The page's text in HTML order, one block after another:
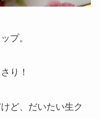
プ。
り！
ど、だいたい生ク